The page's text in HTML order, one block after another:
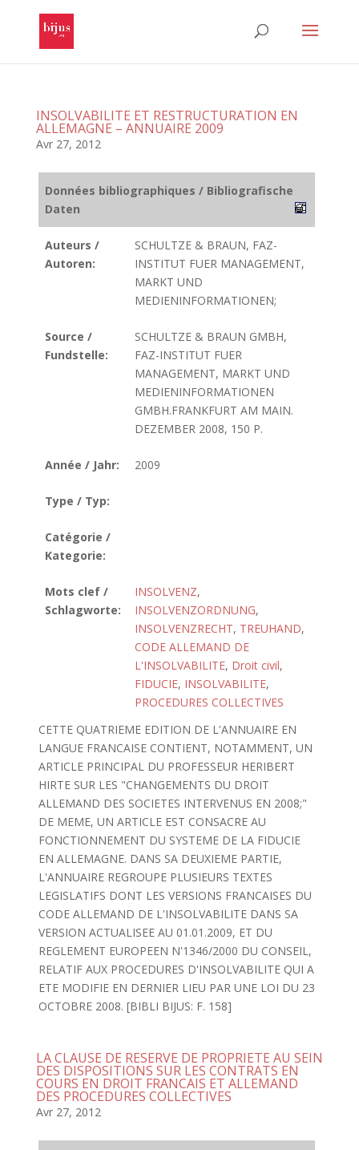
INSOLVABILITE ET RESTRUCTURATION EN
ALLEMAGNE – ANNUAIRE 2009
Avr 27, 2012
Données bibliographiques / Bibliografische
Daten
Auteurs /
Autoren:
SCHULTZE & BRAUN, FAZ-
INSTITUT FUER MANAGEMENT,
MARKT UND
MEDIENINFORMATIONEN;
Source /
Fundstelle:
SCHULTZE & BRAUN GMBH,
FAZ-INSTITUT FUER
MANAGEMENT, MARKT UND
MEDIENINFORMATIONEN
GMBH.FRANKFURT AM MAIN.
DEZEMBER 2008, 150 P.
Année / Jahr: 2009
Type / Typ:
Catégorie /
Kategorie:
Mots clef /
Schlagworte:
INSOLVENZ,
INSOLVENZORDNUNG,
INSOLVENZRECHT, TREUHAND,
CODE ALLEMAND DE
L'INSOLVABILITE, Droit civil,
FIDUCIE, INSOLVABILITE,
PROCEDURES COLLECTIVES
CETTE QUATRIEME EDITION DE L'ANNUAIRE EN
LANGUE FRANCAISE CONTIENT, NOTAMMENT, UN
ARTICLE PRINCIPAL DU PROFESSEUR HERIBERT
HIRTE SUR LES "CHANGEMENTS DU DROIT
ALLEMAND DES SOCIETES INTERVENUS EN 2008;"
DE MEME, UN ARTICLE EST CONSACRE AU
FONCTIONNEMENT DU SYSTEME DE LA FIDUCIE
EN ALLEMAGNE. DANS SA DEUXIEME PARTIE,
L'ANNUAIRE REGROUPE PLUSIEURS TEXTES
LEGISLATIFS DONT LES VERSIONS FRANCAISES DU
CODE ALLEMAND DE L'INSOLVABILITE DANS SA
VERSION ACTUALISEE AU 01.01.2009, ET DU
REGLEMENT EUROPEEN N'1346/2000 DU CONSEIL,
RELATIF AUX PROCEDURES D'INSOLVABILITE QUI A
ETE MODIFIE EN DERNIER LIEU PAR UNE LOI DU 23
OCTOBRE 2008. [BIBLI BIJUS: F. 158]
LA CLAUSE DE RESERVE DE PROPRIETE AU SEIN
DES DISPOSITIONS SUR LES CONTRATS EN
COURS EN DROIT FRANCAIS ET ALLEMAND
DES PROCEDURES COLLECTIVES
Avr 27, 2012